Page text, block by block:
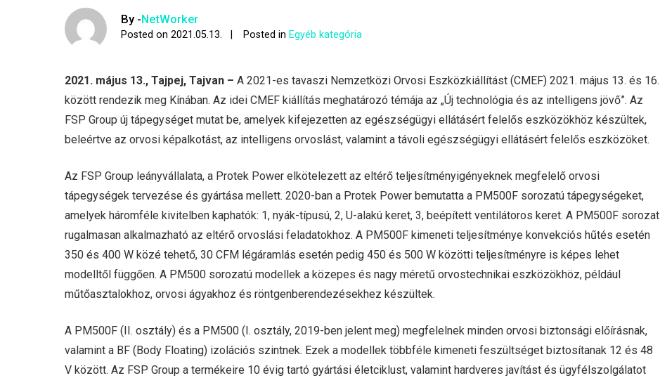
By -NetWorker
Posted on2021.05.13. Posted in Egyéb kategória
2021. május 13., Tajpej, Tajvan – A 2021-es tavaszi Nemzetközi Orvosi Eszközkiállítást (CMEF) 2021. május 13. és 16.
között rendezik meg Kínában. Az idei CMEF kiállítás meghatározó témája az „Új technológia és az intelligens jövő”. Az
FSP Group új tápegységet mutat be, amelyek kifejezetten az egészségügyi ellátásért felelős eszközökhöz készültek,
beleértve az orvosi képalkotást, az intelligens orvoslást, valamint a távoli egészségügyi ellátásért felelős eszközöket.
Az FSP Group leányvállalata, a Protek Power elkötelezett az eltérő teljesítményigényeknek megfelelő orvosi
tápegységek tervezése és gyártása mellett. 2020-ban a Protek Power bemutatta a PM500F sorozatú tápegységeket,
amelyek háromféle kivitelben kaphatók: 1, nyák-típusú, 2, U-alakú keret, 3, beépített ventilátoros keret. A PM500F sorozat
rugalmasan alkalmazható az eltérő orvoslási feladatokhoz. A PM500F kimeneti teljesítménye konvekciós hűtés esetén
350 és 400 W közé tehető, 30 CFM légáramlás esetén pedig 450 és 500 W közötti teljesítményre is képes lehet
modelltől függően. A PM500 sorozatú modellek a közepes és nagy méretű orvostechnikai eszközökhöz, például
műtőasztalokhoz, orvosi ágyakhoz és röntgenberendezésekhez készültek.
A PM500F (II. osztály) és a PM500 (I. osztály, 2019-ben jelent meg) megfelelnek minden orvosi biztonsági előírásnak,
valamint a BF (Body Floating) izolációs szintnek. Ezek a modellek többféle kimeneti feszültséget biztosítanak 12 és 48
V között. Az FSP Group a termékeire 10 évig tartó gyártási életciklust, valamint hardveres javítást és ügyfélszolgálatot